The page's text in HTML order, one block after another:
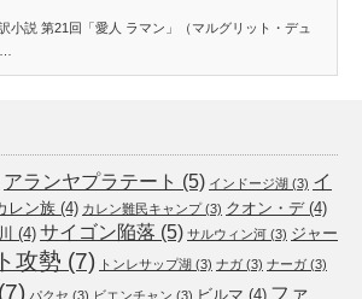
小説 第21回「愛人 ラマン」（マルグリット・デュ
アランヤプラテート (5) インドージ湖 (3) イ
レン族 (4) カレン難民キャンプ(3) クオン・デ(4)
(4) サイゴン陥落 (5) サルウィン河 (3) ジャー
攻勢 (7) トンレサップ湖 (3) ナガ (3) ナーガ (3)
(7) パクセ (3) ビエンチャン (3) ビルマ (4) ファ